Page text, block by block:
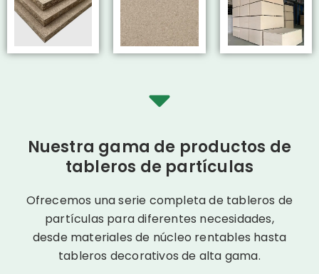
Nuestra gama de productos de
tableros de partículas
Ofrecemos una serie completa de tableros de
partículas para diferentes necesidades,
desde materiales de núcleo rentables hasta
tableros decorativos de alta gama.